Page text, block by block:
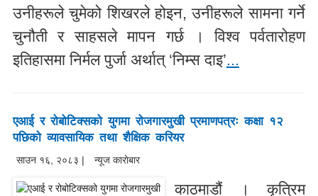
उनीहरूले चुमेको शिखरले होइन, उनीहरूले सामना गर्ने
चुनौती र साहसले मापन गर्छ । विश्व पर्वतारोहण
इतिहासमा निर्मल पुर्जा अर्थात् ‘निम्स दाइ’...
एआई र रोबोटिक्सको युगमा रोजगारमुखी प्रमाणपत्रः कक्षा १२
पछिको व्यावसायिक तथा शैक्षिक करियर
साउन १६, २०८३ | न्यूज काराेबार
काठमाडौं । कृत्रिम